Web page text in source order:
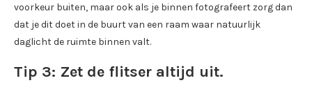
voorkeur buiten, maar ook als je binnen fotografeert zorg dan
dat je dit doet in de buurt van een raam waar natuurlijk
daglicht de ruimte binnen valt.
Tip 3: Zet de flitser altijd uit.